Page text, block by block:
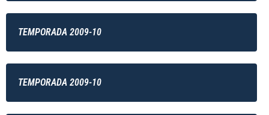
TEMPORADA 2009-10
TEMPORADA 2009-10